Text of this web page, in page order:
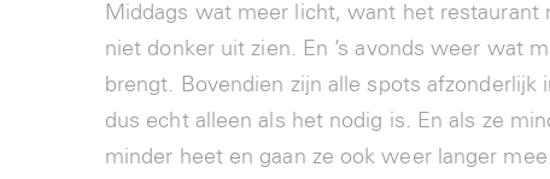
Middags wat meer licht, want het restaurant
niet donker uit zien. En ’s avonds weer wat
brengt. Bovendien zijn alle spots afzonderlijk
dus echt alleen als het nodig is. En als ze
minder heet en gaan ze ook weer langer